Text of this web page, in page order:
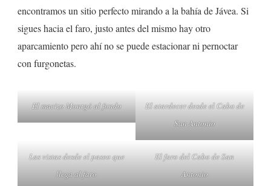
encontramos un sitio perfecto mirando a la bahía de Jávea. Si
sigues hacia el faro, justo antes del mismo hay otro
aparcamiento pero ahí no se puede estacionar ni pernoctar
con furgonetas.
El macizo Montgó al fondo
El atardecer desde el Cabo de
San Antonio
Las vistas desde el paseo que
llega al faro
El faro del Cabo de San
Antonio